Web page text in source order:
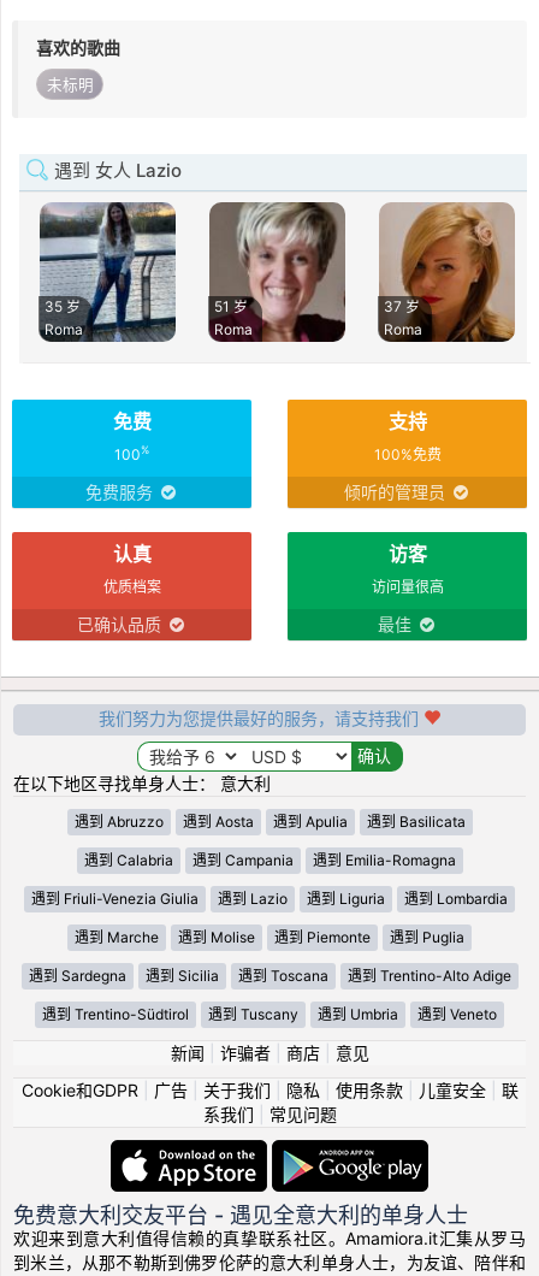
喜欢的歌曲
未标明
遇到 女人 Lazio
35 岁
Roma
51 岁
Roma
37 岁
Roma
免费
100%
免费服务
支持
100%免费
倾听的管理员
认真
优质档案
已确认品质
访客
访问量很高
最佳
我们努力为您提供最好的服务，请支持我们
在以下地区寻找单身人士： 意大利
遇到 Abruzzo 遇到 Aosta 遇到 Apulia 遇到 Basilicata
遇到 Calabria 遇到 Campania 遇到 Emilia-Romagna
遇到 Friuli-Venezia Giulia 遇到 Lazio 遇到 Liguria 遇到 Lombardia
遇到 Marche 遇到 Molise 遇到 Piemonte 遇到 Puglia
遇到 Sardegna 遇到 Sicilia 遇到 Toscana 遇到 Trentino-Alto Adige
遇到 Trentino-Südtirol 遇到 Tuscany 遇到 Umbria 遇到 Veneto
新闻 诈骗者| 商店| 意见
Cookie和GDPR
广告| 关于我们 隐私 使用条款| 儿童安全| 联
系我们
常见问题
免费意大利交友平台 - 遇见全意大利的单身人士
欢迎来到意大利值得信赖的真挚联系社区。Amamiora.it汇集从罗马
到米兰，从那不勒斯到佛罗伦萨的意大利单身人士，为友谊、陪伴和